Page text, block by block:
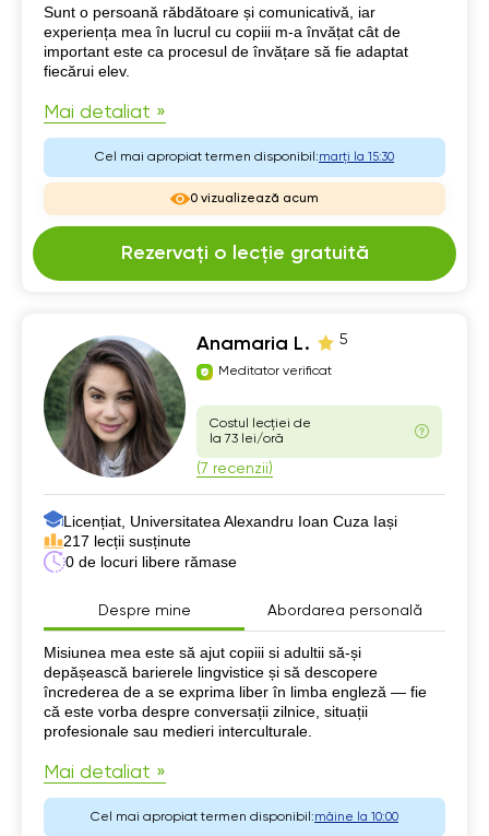
Despre mine
Sunt o persoană răbdătoare și comunicativă, iar
experiența mea în lucrul cu copiii m-a învățat cât de
important este ca procesul de învățare să fie adaptat
fiecărui elev.
Mai detaliat »
Cel mai apropiat termen disponibil:marți la 15:30
0 vizualizează acum
Rezervați o lecție gratuită
Anamaria L. 5
Meditator verificat
Costul lecției de
la 73 lei/oră
(7 recenzii)
Licențiat, Universitatea Alexandru Ioan Cuza Iași
217 lecții susținute
0 de locuri libere rămase
Despre mine Abordarea personală
Despre mine
Misiunea mea este să ajut copiii si adultii să-și
depășească barierele lingvistice și să descopere
încrederea de a se exprima liber în limba engleză — fie
că este vorba despre conversații zilnice, situații
profesionale sau medieri interculturale.
Mai detaliat »
Cel mai apropiat termen disponibil:mâine la 10:00